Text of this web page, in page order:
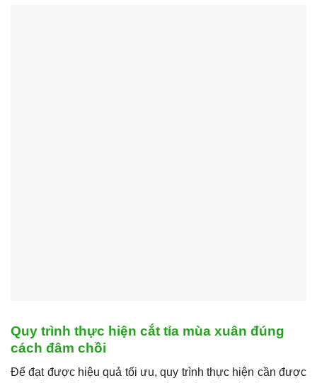
Quy trình thực hiện cắt tỉa mùa xuân đúng
cách đâm chồi
Để đạt được hiệu quả tối ưu, quy trình thực hiện cần được